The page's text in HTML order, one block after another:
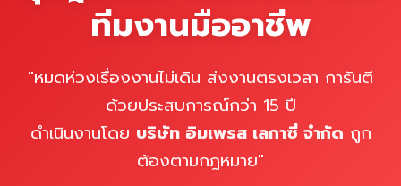
ทีมงานมืออาชีพ
"หมดห่วงเรื่องงานไม่เดิน ส่งงานตรงเวลา การันตี
ด้วยประสบการณ์กว่า 15 ปี
ดำเนินงานโดย บริษัท อิมเพรส เลกาซี่ จำกัด ถูก
ต้องตามกฎหมาย"